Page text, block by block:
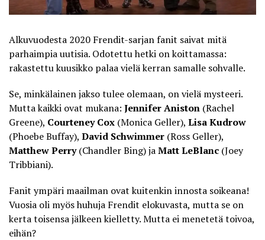
Alkuvuodesta 2020 Frendit-sarjan fanit saivat mitä
parhaimpia uutisia. Odotettu hetki on koittamassa:
rakastettu kuusikko palaa vielä kerran samalle sohvalle.
Se, minkälainen jakso tulee olemaan, on vielä mysteeri.
Mutta kaikki ovat mukana: Jennifer Aniston (Rachel
Greene), Courteney Cox (Monica Geller), Lisa Kudrow
(Phoebe Buffay), David Schwimmer (Ross Geller),
Matthew Perry(Chandler Bing) jaMatt LeBlanc (Joey
Tribbiani).
Fanit ympäri maailman ovat kuitenkin innosta soikeana!
Vuosia oli myös huhuja Frendit elokuvasta, mutta se on
kerta toisensa jälkeen kielletty. Mutta ei menetetä toivoa,
eihän?